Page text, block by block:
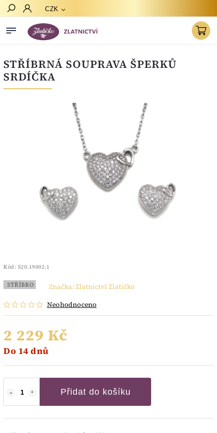
CZK
STŘÍBRNÁ SOUPRAVA ŠPERKŮ
SRDÍČKA
Kód: S20.19002.1
STŘÍBRO
Neohodnoceno
Značka: Zlatnictví Zlatíčko
2 229 Kč
Do 14 dnů
Přidat do košíku